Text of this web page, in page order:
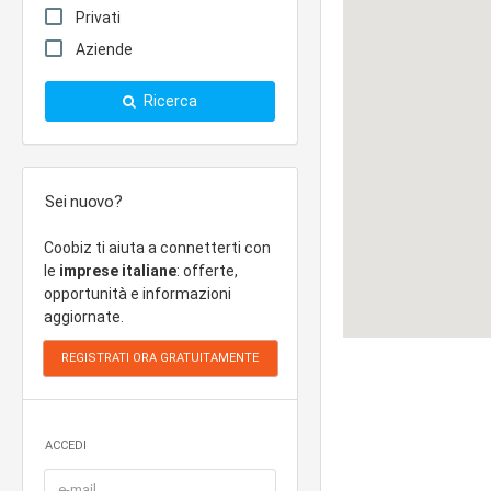
Privati
Aziende
Ricerca
Sei nuovo?
Coobiz ti aiuta a connetterti con
le imprese italiane: offerte,
opportunità e informazioni
aggiornate.
ACCEDI